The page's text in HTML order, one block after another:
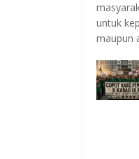
untuk
maupun